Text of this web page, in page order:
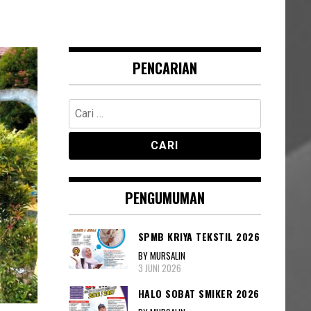
PENCARIAN
Cari
untuk:
PENGUMUMAN
SPMB KRIYA TEKSTIL 2026
BY MURSALIN
3 JUNI 2026
HALO SOBAT SMIKER 2026